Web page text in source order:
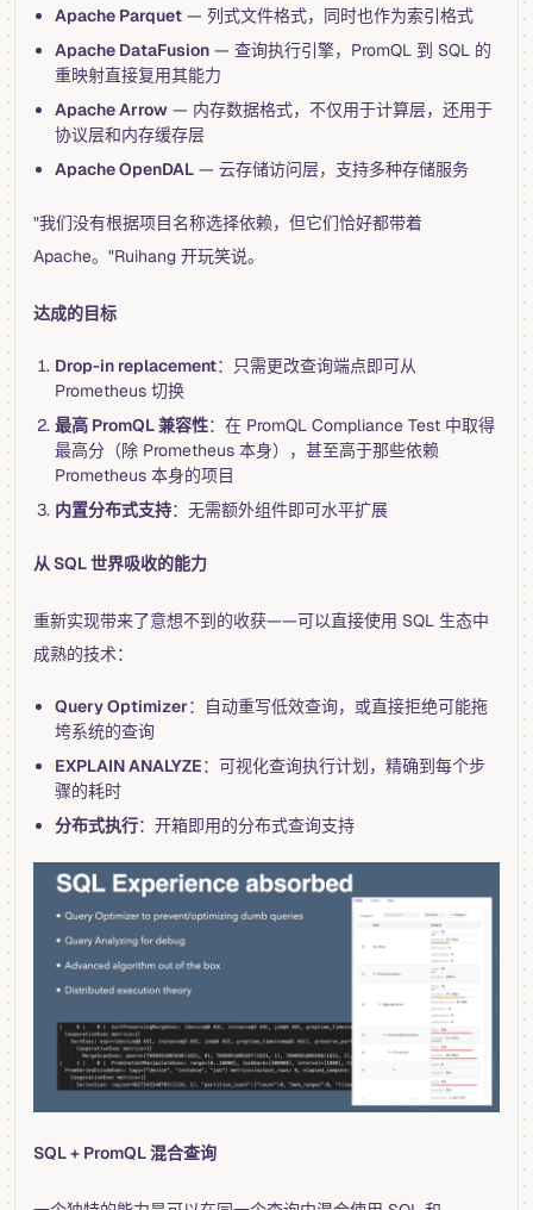
Apache Parquet— 列式文件格式，同时也作为索引格式
Apache DataFusion— 查询执行引擎，PromQL 到 SQL 的
重映射直接复用其能力
Apache Arrow— 内存数据格式，不仅用于计算层，还用于
协议层和内存缓存层
Apache OpenDAL— 云存储访问层，支持多种存储服务
"我们没有根据项目名称选择依赖，但它们恰好都带着
Apache。"Ruihang 开玩笑说。
达成的目标
Drop-in replacement：只需更改查询端点即可从
Prometheus 切换
最高 PromQL 兼容性：在 PromQL Compliance Test 中取得
最高分（除 Prometheus 本身），甚至高于那些依赖
Prometheus 本身的项目
内置分布式支持：无需额外组件即可水平扩展
从 SQL 世界吸收的能力
重新实现带来了意想不到的收获——可以直接使用 SQL 生态中
成熟的技术：
Query Optimizer：自动重写低效查询，或直接拒绝可能拖
垮系统的查询
EXPLAIN ANALYZE：可视化查询执行计划，精确到每个步
骤的耗时
分布式执行：开箱即用的分布式查询支持
SQL + PromQL 混合查询